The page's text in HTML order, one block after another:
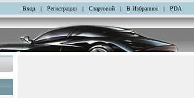
Вход | Регистрация | Стартовой | В Избранное | PDA